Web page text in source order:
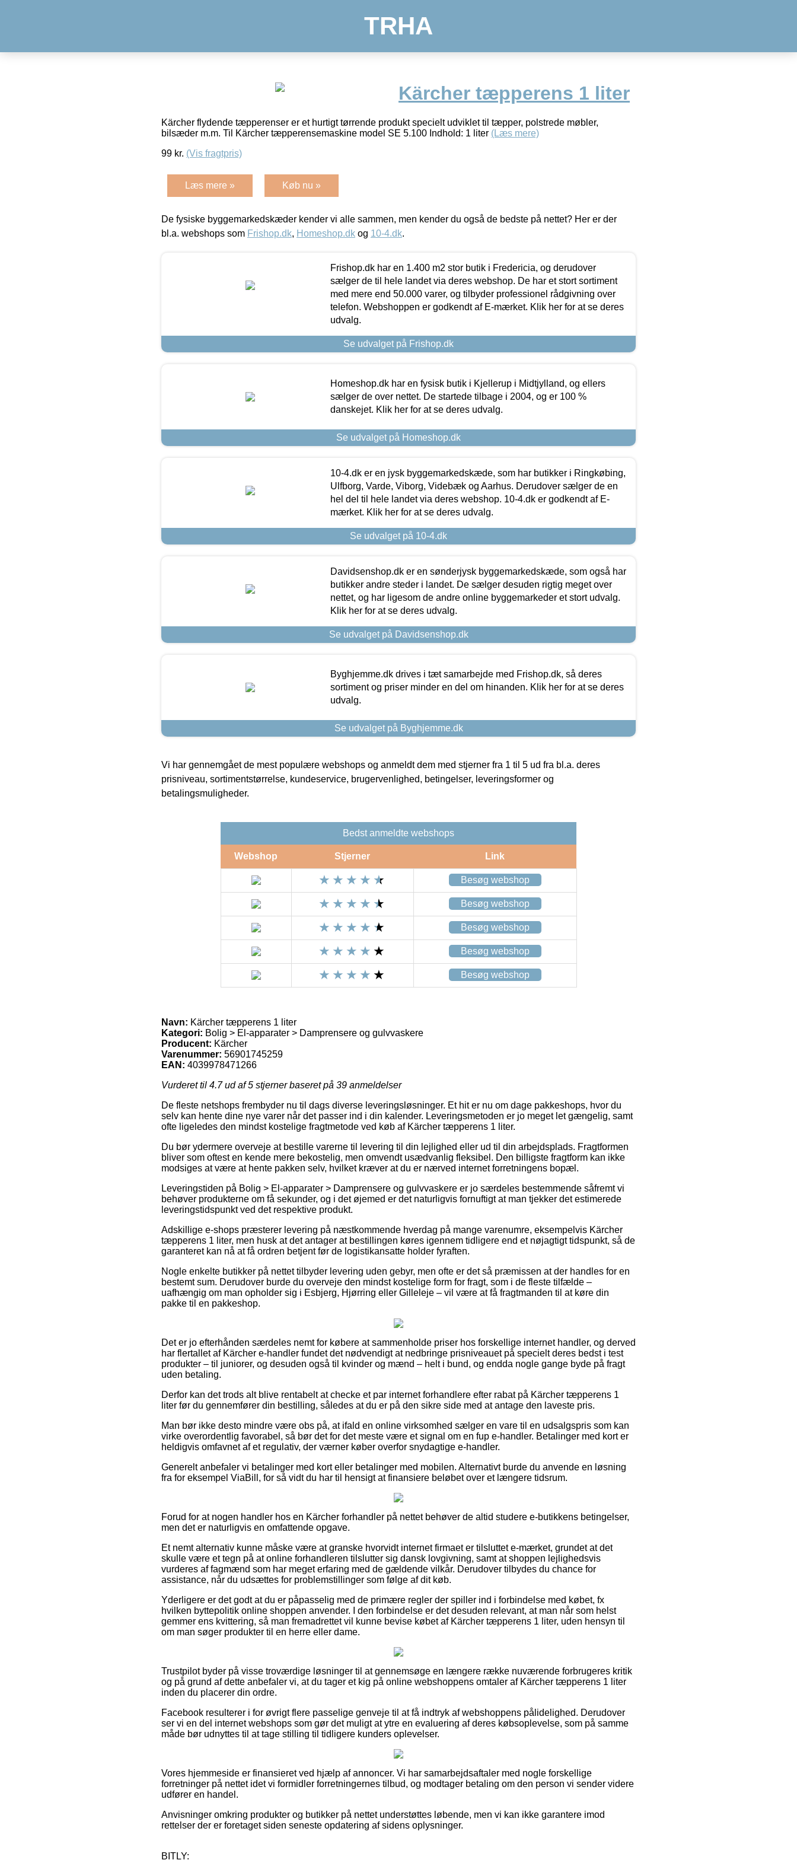
TRHA
Kärcher tæpperens 1 liter
Kärcher flydende tæpperenser er et hurtigt tørrende produkt specielt udviklet til tæpper, polstrede møbler,
bilsæder m.m. Til Kärcher tæpperensemaskine model SE 5.100 Indhold: 1 liter (Læs mere)
99 kr. (Vis fragtpris)
Læs mere » Køb nu »
De fysiske byggemarkedskæder kender vi alle sammen, men kender du også de bedste på nettet? Her er der
bl.a. webshops som Frishop.dk, Homeshop.dk og 10-4.dk.
Frishop.dk har en 1.400 m2 stor butik i Fredericia, og derudover
sælger de til hele landet via deres webshop. De har et stort sortiment
med mere end 50.000 varer, og tilbyder professionel rådgivning over
telefon. Webshoppen er godkendt af E-mærket. Klik her for at se deres
udvalg.
Se udvalget på Frishop.dk
Homeshop.dk har en fysisk butik i Kjellerup i Midtjylland, og ellers
sælger de over nettet. De startede tilbage i 2004, og er 100 %
danskejet. Klik her for at se deres udvalg.
Se udvalget på Homeshop.dk
10-4.dk er en jysk byggemarkedskæde, som har butikker i Ringkøbing,
Ulfborg, Varde, Viborg, Videbæk og Aarhus. Derudover sælger de en
hel del til hele landet via deres webshop. 10-4.dk er godkendt af E-
mærket. Klik her for at se deres udvalg.
Se udvalget på 10-4.dk
Davidsenshop.dk er en sønderjysk byggemarkedskæde, som også har
butikker andre steder i landet. De sælger desuden rigtig meget over
nettet, og har ligesom de andre online byggemarkeder et stort udvalg.
Klik her for at se deres udvalg.
Se udvalget på Davidsenshop.dk
Byghjemme.dk drives i tæt samarbejde med Frishop.dk, så deres
sortiment og priser minder en del om hinanden. Klik her for at se deres
udvalg.
Se udvalget på Byghjemme.dk
Vi har gennemgået de mest populære webshops og anmeldt dem med stjerner fra 1 til 5 ud fra bl.a. deres
prisniveau, sortimentstørrelse, kundeservice, brugervenlighed, betingelser, leveringsformer og
betalingsmuligheder.
Bedst anmeldte webshops
Webshop Stjerner Link
Besøg webshop
Besøg webshop
Besøg webshop
Besøg webshop
Besøg webshop
Navn: Kärcher tæpperens 1 liter
Kategori: Bolig > El-apparater > Damprensere og gulvvaskere
Producent: Kärcher
Varenummer: 56901745259
EAN: 4039978471266
Vurderet til 4.7ud af 5 stjerner baseret på 39 anmeldelser
De fleste netshops frembyder nu til dags diverse leveringsløsninger. Et hit er nu om dage pakkeshops, hvor du
selv kan hente dine nye varer når det passer ind i din kalender. Leveringsmetoden er jo meget let gængelig, samt
ofte ligeledes den mindst kostelige fragtmetode ved køb af Kärcher tæpperens 1 liter.
Du bør ydermere overveje at bestille varerne til levering til din lejlighed eller ud til din arbejdsplads. Fragtformen
bliver som oftest en kende mere bekostelig, men omvendt usædvanlig fleksibel. Den billigste fragtform kan ikke
modsiges at være at hente pakken selv, hvilket kræver at du er nærved internet forretningens bopæl.
Leveringstiden på Bolig > El-apparater > Damprensere og gulvvaskere er jo særdeles bestemmende såfremt vi
behøver produkterne om få sekunder, og i det øjemed er det naturligvis fornuftigt at man tjekker det estimerede
leveringstidspunkt ved det respektive produkt.
Adskillige e-shops præsterer levering på næstkommende hverdag på mange varenumre, eksempelvis Kärcher
tæpperens 1 liter, men husk at det antager at bestillingen køres igennem tidligere end et nøjagtigt tidspunkt, så de
garanteret kan nå at få ordren betjent før de logistikansatte holder fyraften.
Nogle enkelte butikker på nettet tilbyder levering uden gebyr, men ofte er det så præmissen at der handles for en
bestemt sum. Derudover burde du overveje den mindst kostelige form for fragt, som i de fleste tilfælde –
uafhængig om man opholder sig i Esbjerg, Hjørring eller Gilleleje – vil være at få fragtmanden til at køre din
pakke til en pakkeshop.
Det er jo efterhånden særdeles nemt for købere at sammenholde priser hos forskellige internet handler, og derved
har flertallet af Kärcher e-handler fundet det nødvendigt at nedbringe prisniveauet på specielt deres bedst i test
produkter – til juniorer, og desuden også til kvinder og mænd – helt i bund, og endda nogle gange byde på fragt
uden betaling.
Derfor kan det trods alt blive rentabelt at checke et par internet forhandlere efter rabat på Kärcher tæpperens 1
liter før du gennemfører din bestilling, således at du er på den sikre side med at antage den laveste pris.
Man bør ikke desto mindre være obs på, at ifald en online virksomhed sælger en vare til en udsalgspris som kan
virke overordentlig favorabel, så bør det for det meste være et signal om en fup e-handler. Betalinger med kort er
heldigvis omfavnet af et regulativ, der værner køber overfor snydagtige e-handler.
Generelt anbefaler vi betalinger med kort eller betalinger med mobilen. Alternativt burde du anvende en løsning
fra for eksempel ViaBill, for så vidt du har til hensigt at finansiere beløbet over et længere tidsrum.
Forud for at nogen handler hos en Kärcher forhandler på nettet behøver de altid studere e-butikkens betingelser,
men det er naturligvis en omfattende opgave.
Et nemt alternativ kunne måske være at granske hvorvidt internet firmaet er tilsluttet e-mærket, grundet at det
skulle være et tegn på at online forhandleren tilslutter sig dansk lovgivning, samt at shoppen lejlighedsvis
vurderes af fagmænd som har meget erfaring med de gældende vilkår. Derudover tilbydes du chance for
assistance, når du udsættes for problemstillinger som følge af dit køb.
Yderligere er det godt at du er påpasselig med de primære regler der spiller ind i forbindelse med købet, fx
hvilken byttepolitik online shoppen anvender. I den forbindelse er det desuden relevant, at man når som helst
gemmer ens kvittering, så man fremadrettet vil kunne bevise købet af Kärcher tæpperens 1 liter, uden hensyn til
om man søger produkter til en herre eller dame.
Trustpilot byder på visse troværdige løsninger til at gennemsøge en længere række nuværende forbrugeres kritik
og på grund af dette anbefaler vi, at du tager et kig på online webshoppens omtaler af Kärcher tæpperens 1 liter
inden du placerer din ordre.
Facebook resulterer i for øvrigt flere passelige genveje til at få indtryk af webshoppens pålidelighed. Derudover
ser vi en del internet webshops som gør det muligt at ytre en evaluering af deres købsoplevelse, som på samme
måde bør udnyttes til at tage stilling til tidligere kunders oplevelser.
Vores hjemmeside er finansieret ved hjælp af annoncer. Vi har samarbejdsaftaler med nogle forskellige
forretninger på nettet idet vi formidler forretningernes tilbud, og modtager betaling om den person vi sender videre
udfører en handel.
Anvisninger omkring produkter og butikker på nettet understøttes løbende, men vi kan ikke garantere imod
rettelser der er foretaget siden seneste opdatering af sidens oplysninger.
BITLY: